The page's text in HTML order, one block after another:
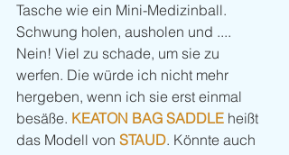
Tasche wie ein Mini-Medizinball.
Schwung holen, ausholen und ....
Nein! Viel zu schade, um sie zu
werfen. Die würde ich nicht mehr
hergeben, wenn ich sie erst einmal
besäße. KEATON BAG SADDLE heißt
das Modell von STAUD. Könnte auch